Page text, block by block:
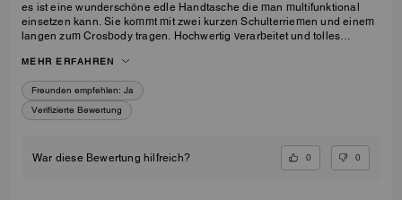
es ist eine wunderschöne edle Handtasche die man multifunktional
einsetzen kann. Sie kommt mit zwei kurzen Schulterriemen und einem
langen zum Crosbody tragen. Hochwertig verarbeitet und tolles
MEHR ERFAHREN
Freunden empfehlen: Ja
Verifizierte Bewertung
War diese Bewertung hilfreich? 0 0